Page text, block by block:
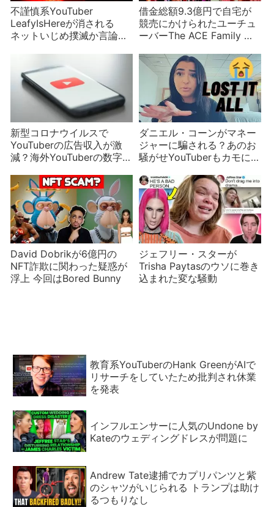
不謹慎系YouTuber
LeafyIsHereが消される
ネットいじめ撲滅か言論の
借金総額9.3億円で自宅が
競売にかけられたユーチュ
ーバーThe ACE Family 贅
リのツケ
新型コロナウイルスで
YouTuberの広告収入が激
減？海外YouTuberの数字を
ダニエル・コーンがマネー
ジャーに騙される？あのお
騒がせYouTuberもカモにさ
David Dobrikが6億円の
NFT詐欺に関わった疑惑が
浮上 今回はBored Bunny
ジェフリー・スターが
Trisha Paytasのウソに巻き
込まれた変な騒動
教育系YouTuberのHank GreenがAIで
リサーチをしていたため批判され休業
を発表
インフルエンサーに人気のUndone by
Kateのウェディングドレスが問題に
Andrew Tate逮捕でカプリパンツと紫
のシャツがいじられる トランプは助け
るつもりなし